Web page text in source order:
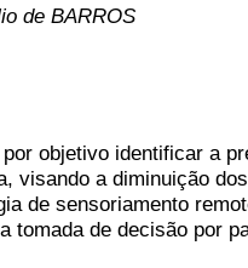
de BARROS
objetivo identificar a
visando a diminuição
de sensoriamento
tomada de decisão por